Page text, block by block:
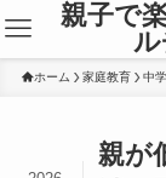
親子で
ホーム 家庭教育 中
親が